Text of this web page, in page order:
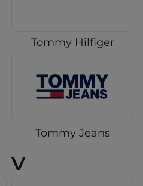
Tommy Hilfiger
Tommy Jeans
V